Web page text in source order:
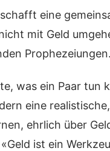
eine
mit Geld
Prophezeiungen.
was ein Paar tun
eine
ehrlich über
ist ein